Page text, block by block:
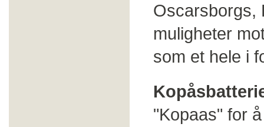
Oscarsborgs,
muligheter
som et hele i
"Kopaas" for